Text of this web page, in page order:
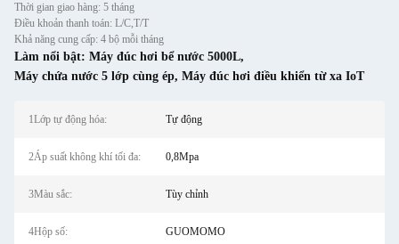
Thời gian giao hàng: 5 tháng
Điều khoản thanh toán: L/C,T/T
Khả năng cung cấp: 4 bộ mỗi tháng
Làm nổi bật: Máy đúc hơi bể nước 5000L,
Máy chứa nước 5 lớp cùng ép, Máy đúc hơi điều khiển từ xa IoT
1Lớp tự động hóa: Tự động
2Áp suất không khí tối đa: 0,8Mpa
3Màu sắc: Tùy chỉnh
4Hộp số: GUOMOMO